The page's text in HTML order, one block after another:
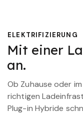
ELEKTRIFIZIERUNG
Mit einer
an.
Ob Zuhause oder
richtigen
Plug-in Hybride